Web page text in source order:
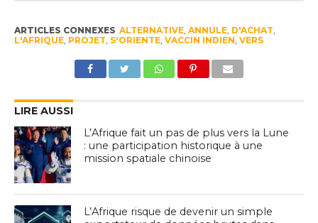
ARTICLES CONNEXES ALTERNATIVE, ANNULE, D'ACHAT,
L'AFRIQUE, PROJET, S'ORIENTE, VACCIN INDIEN, VERS
LIRE AUSSI
L’Afrique fait un pas de plus vers la Lune
: une participation historique à une
mission spatiale chinoise
L’Afrique risque de devenir un simple